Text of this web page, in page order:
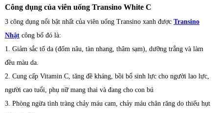
Công dụng của viên uống Transino White C
3 công dụng nổi bật nhất của viên uống Transino xanh được Transino
Nhật công bố đó là:
1. Giảm sắc tố da (đốm nâu, tàn nhang, thâm sạm), dưỡng trắng và làm
đều màu da.
2. Cung cấp Vitamin C, tăng đề kháng, bồi bổ sinh lực cho người lao lực,
người cao tuổi, phụ nữ mang thai và đang cho con bú
3. Phòng ngừa tình tràng chảy máu cam, chảy máu chân răng do thiếu hụt